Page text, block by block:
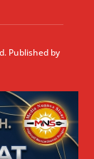
Published by